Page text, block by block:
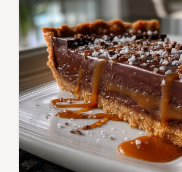
ganache onctueuse.